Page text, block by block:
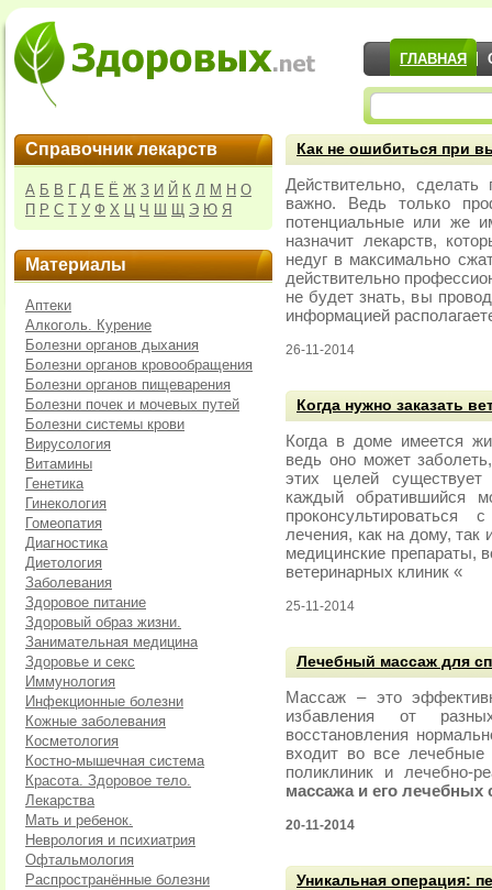
ГЛАВНАЯ
Справочник лекарств
А Б В Г Д Е Ё Ж З И Й К Л М Н О
П Р С Т У Ф Х Ц Ч Ш Щ Э Ю Я
Материалы
Аптеки
Алкоголь. Курение
Болезни органов дыхания
Болезни органов кровообращения
Болезни органов пищеварения
Болезни почек и мочевых путей
Болезни системы крови
Вирусология
Витамины
Генетика
Гинекология
Гомеопатия
Диагностика
Диетология
Заболевания
Здоровое питание
Здоровый образ жизни.
Занимательная медицина
Здоровье и секс
Иммунология
Инфекционные болезни
Кожные заболевания
Косметология
Костно-мышечная система
Красота. Здоровое тело.
Лекарства
Мать и ребенок.
Неврология и психиатрия
Офтальмология
Распространённые болезни
Как не ошибиться при
Действительно,
важно. Ведь только
потенциальные или же
назначит лекарств,
недуг в максимально
действительно
не будет знать, вы
информацией
26-11-2014
Когда нужно заказать
Когда в доме имеется
ведь оно может
этих целей
каждый обратившийся
лечения, как на дому, так
медицинские препараты,
ветеринарных клиник «
25-11-2014
Лечебный массаж для
Массаж – это
избавления от
восстановления
входит во все лечебные
поликлиник и лечебно-
массажа и его лечебных
20-11-2014
Уникальная операция: